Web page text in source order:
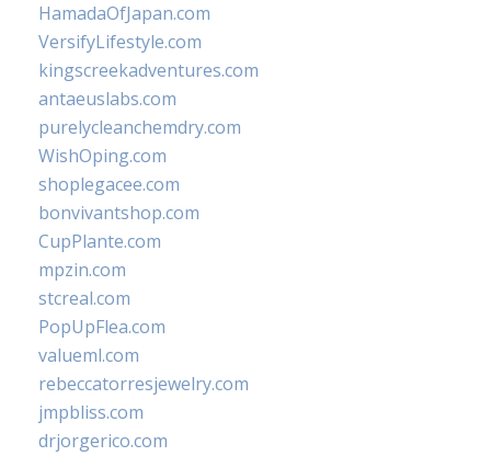
HamadaOfJapan.com
VersifyLifestyle.com
kingscreekadventures.com
antaeuslabs.com
purelycleanchemdry.com
WishOping.com
shoplegacee.com
bonvivantshop.com
CupPlante.com
mpzin.com
stcreal.com
PopUpFlea.com
valueml.com
rebeccatorresjewelry.com
jmpbliss.com
drjorgerico.com